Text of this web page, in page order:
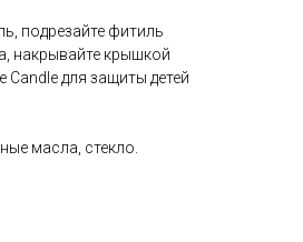
подрезайте фитиль
накрывайте крышкой
для защиты детей
масла, стекло.